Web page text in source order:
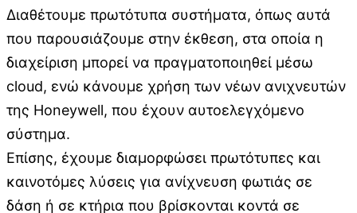
Διαθέτουμε πρωτότυπα συστήματα, όπως αυτά
που παρουσιάζουμε στην έκθεση, στα οποία η
διαχείριση μπορεί να πραγματοποιηθεί μέσω
cloud, ενώ κάνουμε χρήση των νέων ανιχνευτών
της Honeywell, που έχουν αυτοελεγχόμενο
σύστημα.
Επίσης, έχουμε διαμορφώσει πρωτότυπες και
καινοτόμες λύσεις για ανίχνευση φωτιάς σε
δάση ή σε κτήρια που βρίσκονται κοντά σε